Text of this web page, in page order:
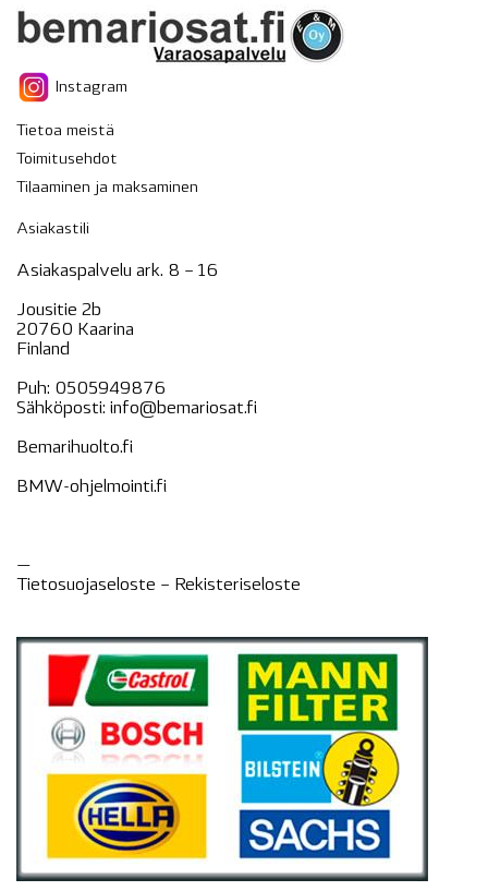
Instagram
Tietoa meistä
Toimitusehdot
Tilaaminen ja maksaminen
Asiakastili
Asiakaspalvelu ark. 8 – 16
Jousitie 2b
20760 Kaarina
Finland
Puh: 0505949876
Sähköposti: info@bemariosat.fi
Bemarihuolto.fi
BMW-ohjelmointi.fi
—
Tietosuojaseloste – Rekisteriseloste